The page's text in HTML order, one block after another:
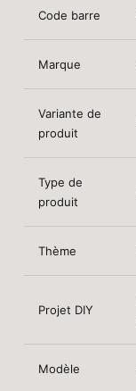
Code barre
Marque
Variante de
produit
Type de
produit
Thème
Projet DIY
Modèle